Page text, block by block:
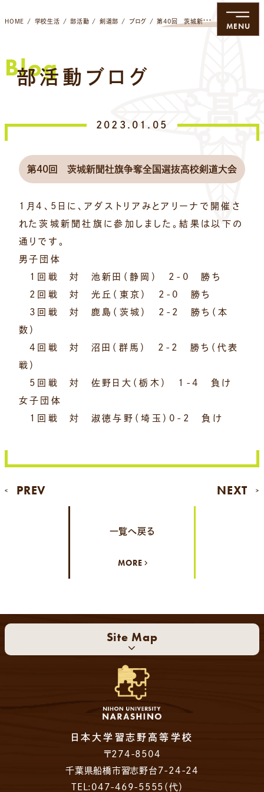
MENU
HOME 学校生活 部活動 剣道部 ブログ 第40回 茨城新聞社旗争奪全国選抜高校剣道大会
部活動ブログ
Blog
2023.01.05
第40回 茨城新聞社旗争奪全国選抜高校剣道大会
1月4、5日に、アダストリアみとアリーナで開催さ
れた茨城新聞社旗に参加しました。結果は以下の
通りです。
男子団体
1回戦 対 池新田（静岡） 2-0 勝ち
2回戦 対 光丘（東京） 2-0 勝ち
3回戦 対 鹿島（茨城） 2-2 勝ち（本
数）
4回戦 対 沼田（群馬） 2-2 勝ち（代表
戦）
5回戦 対 佐野日大（栃木） 1-4 負け
女子団体
1回戦 対 淑徳与野（埼玉）0-2 負け
< PREV NEXT >
一覧へ戻る
MORE
Site Map
日本大学習志野高等学校
〒274-8504
千葉県船橋市習志野台7-24-24
TEL:047-469-5555（代）